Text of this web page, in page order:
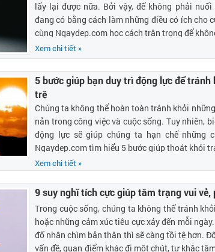
lấy lại được nữa. Bởi vậy, để không phải
đang có bằng cách làm những điều có ích cho
cùng Ngaydep.com học cách trân trọng để
Xem chi tiết »
5 bước giúp bạn duy trì động lực để
trệ
Chúng ta không thể hoàn toàn tránh khỏi
nản trong công việc và cuộc sống. Tuy nhiên,
động lực sẽ giúp chúng ta hạn chế những
Ngaydep.com tìm hiểu 5 bước giúp thoát khỏi
Xem chi tiết »
9 suy nghĩ tích cực giúp tâm trạng vui vẻ,
Trong cuộc sống, chúng ta không thể tránh
hoặc những cảm xúc tiêu cực xảy đến mỗi
đố nhân chìm bản thân thì sẽ càng tồi tệ hơn.
vấn đề, quan điểm khác đi một chút, tự khắc